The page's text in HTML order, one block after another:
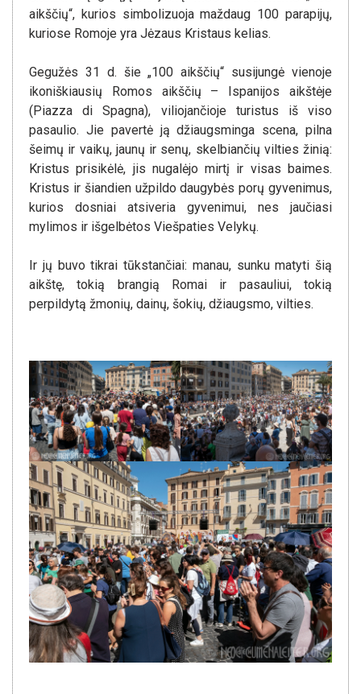
aikščių“, kurios simbolizuoja maždaug 100 parapijų,
kuriose Romoje yra Jėzaus Kristaus kelias.
Gegužės 31 d. šie „100 aikščių“ susijungė vienoje
ikoniškiausių Romos aikščių – Ispanijos aikštėje
(Piazza di Spagna), viliojančioje turistus iš viso
pasaulio. Jie pavertė ją džiaugsminga scena, pilna
šeimų ir vaikų, jaunų ir senų, skelbiančių vilties žinią:
Kristus prisikėlė, jis nugalėjo mirtį ir visas baimes.
Kristus ir šiandien užpildo daugybės porų gyvenimus,
kurios dosniai atsiveria gyvenimui, nes jaučiasi
mylimos ir išgelbėtos Viešpaties Velykų.
Ir jų buvo tikrai tūkstančiai: manau, sunku matyti šią
aikštę, tokią brangią Romai ir pasauliui, tokią
perpildytą žmonių, dainų, šokių, džiaugsmo, vilties.